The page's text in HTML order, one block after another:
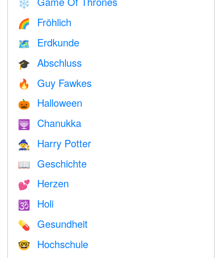
❄️
🌈 Fröhlich
🗺 Erdkunde
🎓 Abschluss
🔥 Guy Fawkes
🎃 Halloween
🕎 Chanukka
🧙 Harry Potter
📖 Geschichte
💕 Herzen
🕉 Holi
💊 Gesundheit
🤓
Hochschule